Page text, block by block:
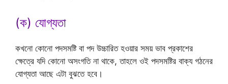
(ক) যোগ্যতা
কখনো কোনো পদসমষ্টি বা পদ উচ্চারিত হওয়ার সময় ভাব প্রকাশের
ক্ষেত্রে যদি কোনো অসংগতি না থাকে, তাহলে ওই পদসমষ্টির বাক্য গঠনের
যোগ্যতা আছে এটা বুঝতে হবে।